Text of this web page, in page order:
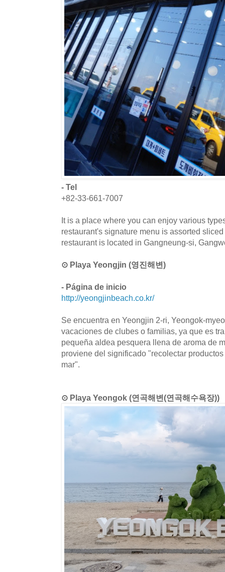
- Tel
+82-33-661-7007
It is a place where you can enjoy various
restaurant's signature menu is assorted
restaurant is located in Gangneung-si,
⊙ Playa Yeongjin (영진해변)
- Página de inicio
http://yeongjinbeach.co.kr/
Se encuentra en Yeongjin 2-ri, Yeongok-
vacaciones de clubes o familias, ya que es
pequeña aldea pesquera llena de aroma de
proviene del significado "recolectar
mar".
⊙ Playa Yeongok (연곡해변(연곡해수욕장))